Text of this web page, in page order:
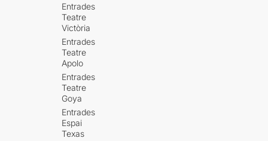
Entrades
Teatre
Victòria
Entrades
Teatre
Apolo
Entrades
Teatre
Goya
Entrades
Espai
Texas